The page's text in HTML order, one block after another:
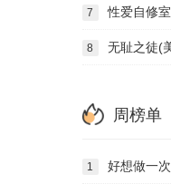
7 性爱自修
8 无耻之徒(
周榜单
1 好想做一